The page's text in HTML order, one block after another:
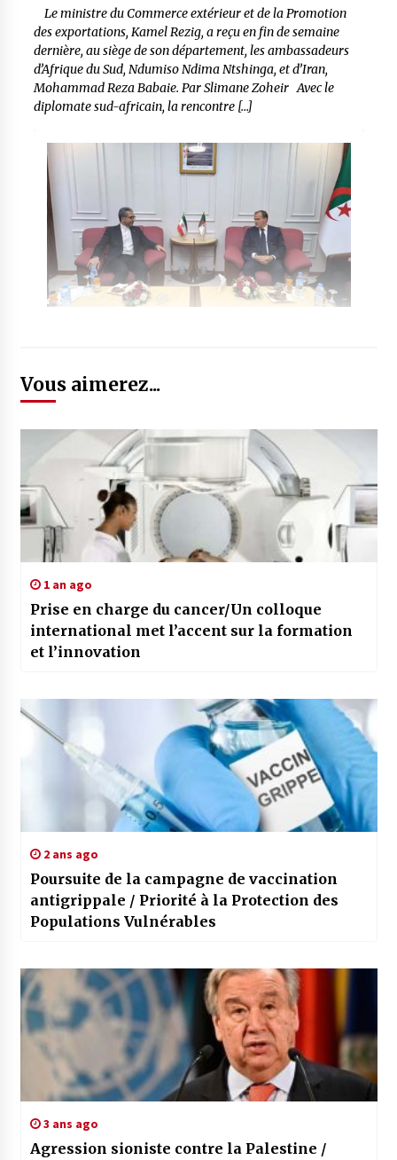
Le ministre du Commerce extérieur et de la Promotion
des exportations, Kamel Rezig, a reçu en fin de semaine
dernière, au siège de son département, les ambassadeurs
d’Afrique du Sud, Ndumiso Ndima Ntshinga, et d’Iran,
Mohammad Reza Babaie. Par Slimane Zoheir Avec le
diplomate sud-africain, la rencontre […]
Vous aimerez...
1 an ago
Prise en charge du cancer/Un colloque
international met l’accent sur la formation
et l’innovation
2 ans ago
Poursuite de la campagne de vaccination
antigrippale / Priorité à la Protection des
Populations Vulnérables
3 ans ago
Agression sioniste contre la Palestine /